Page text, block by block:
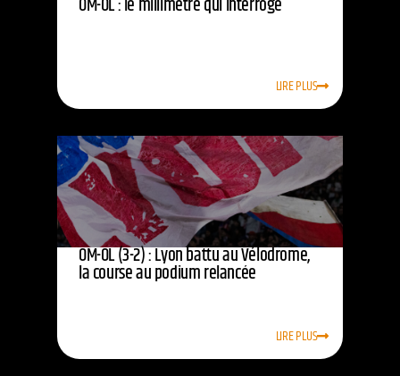
OM-OL : le millimètre qui interroge
LIRE PLUS
OM-OL (3-2) : Lyon battu au Vélodrome,
la course au podium relancée
LIRE PLUS